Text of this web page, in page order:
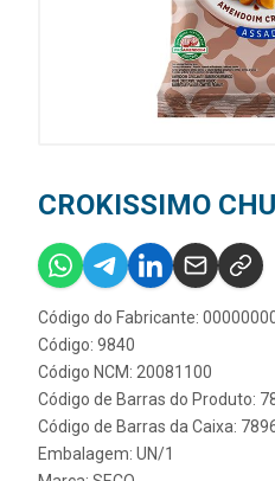
CROKISSIMO
Código do Fabricante:
Código: 9840
Código NCM: 20081100
Código de Barras do Produto:
Código de Barras da Caixa:
Embalagem: UN/1